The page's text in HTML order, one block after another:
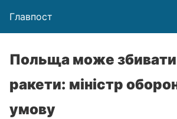
Главпост
Польща може збивати
ракети: міністр
умову